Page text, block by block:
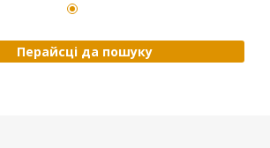
Перайсці да пошуку